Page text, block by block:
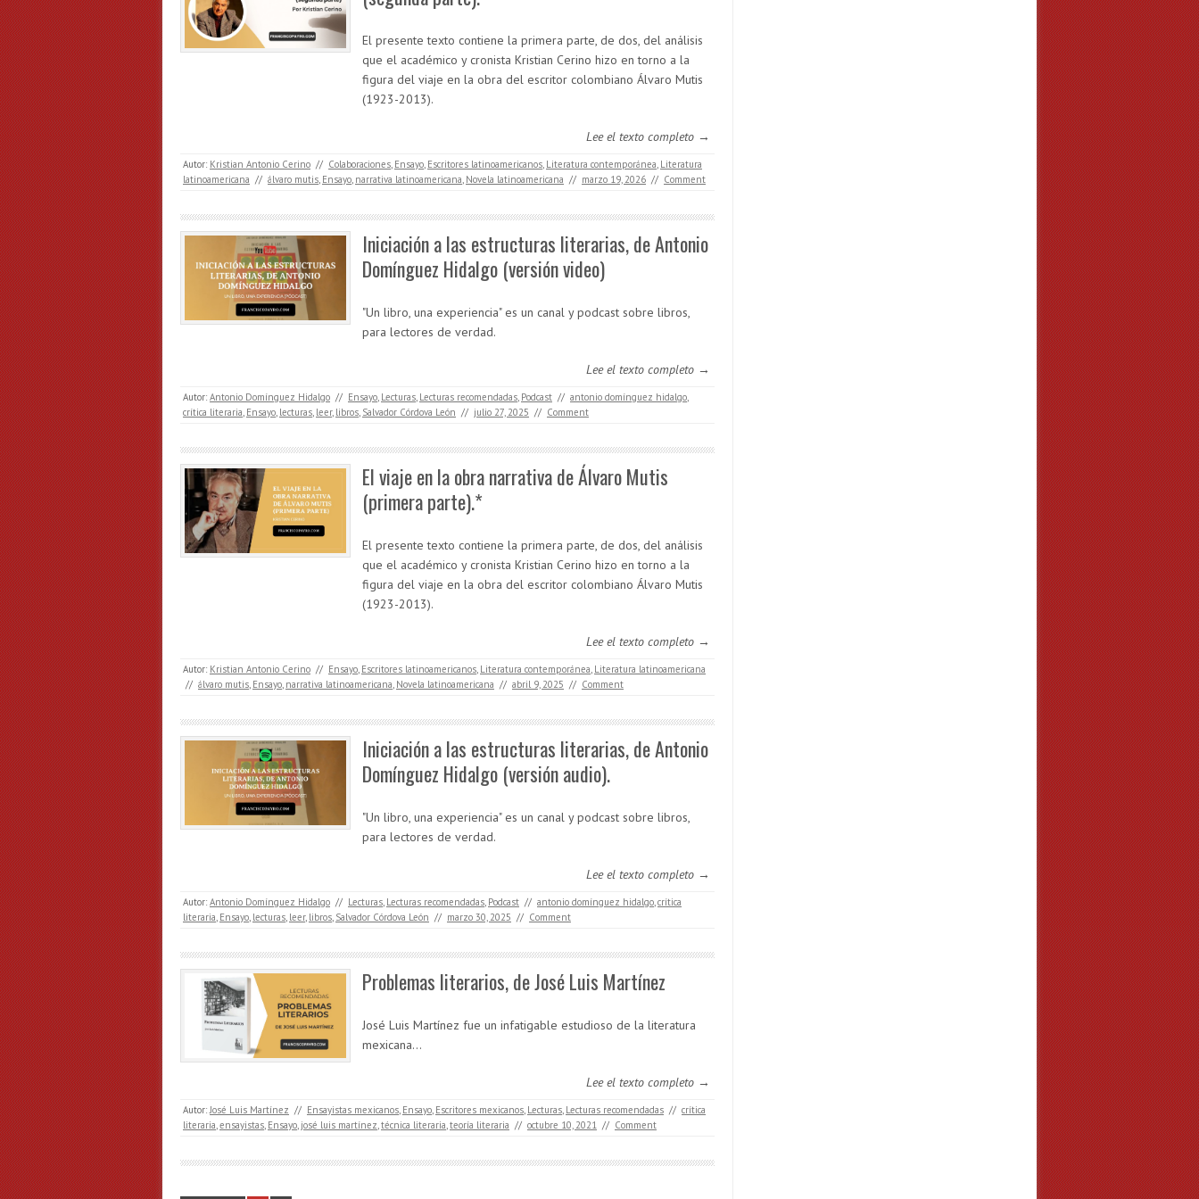
El presente texto contiene la primera parte, de dos, del análisis
que el académico y cronista Kristian Cerino hizo en torno a la
figura del viaje en la obra del escritor colombiano Álvaro Mutis
(1923-2013).
Lee el texto completo →
Autor: Kristian Antonio Cerino // Colaboraciones Ensayo Escritores latinoamericanos Literatura contemporánea Literatura
latinoamericana // álvaro mutis Ensayo narrativa latinoamericana Novela latinoamericana // marzo 19, 2026 // Comment
Iniciación a las estructuras literarias, de Antonio
Domínguez Hidalgo (versión video)
"Un libro, una experiencia" es un canal y podcast sobre libros,
para lectores de verdad.
Lee el texto completo →
Autor: Antonio Domínguez Hidalgo // Ensayo Lecturas Lecturas recomendadas Podcast // antonio domínguez hidalgo
crítica literaria Ensayo lecturas leer, libros Salvador Córdova León // julio 27, 2025 // Comment
El viaje en la obra narrativa de Álvaro Mutis
(primera parte).*
El presente texto contiene la primera parte, de dos, del análisis
que el académico y cronista Kristian Cerino hizo en torno a la
figura del viaje en la obra del escritor colombiano Álvaro Mutis
(1923-2013).
Lee el texto completo →
Autor: Kristian Antonio Cerino // Ensayo Escritores latinoamericanos Literatura contemporánea Literatura latinoamericana
// álvaro mutis Ensayo narrativa latinoamericana Novela latinoamericana // abril 9, 2025 // Comment
Iniciación a las estructuras literarias, de Antonio
Domínguez Hidalgo (versión audio).
"Un libro, una experiencia" es un canal y podcast sobre libros,
para lectores de verdad.
Lee el texto completo →
Autor: Antonio Domínguez Hidalgo // Lecturas Lecturas recomendadas Podcast // antonio domínguez hidalgo crítica
literaria Ensayo lecturas leer, libros Salvador Córdova León // marzo 30, 2025 // Comment
Problemas literarios, de José Luis Martínez
José Luis Martínez fue un infatigable estudioso de la literatura
mexicana...
Lee el texto completo →
Autor: José Luis Martínez // Ensayistas mexicanos Ensayo Escritores mexicanos Lecturas Lecturas recomendadas // crítica
literaria ensayistas Ensayo josé luis martínez técnica literaria teoría literaria // octubre 10, 2021 // Comment